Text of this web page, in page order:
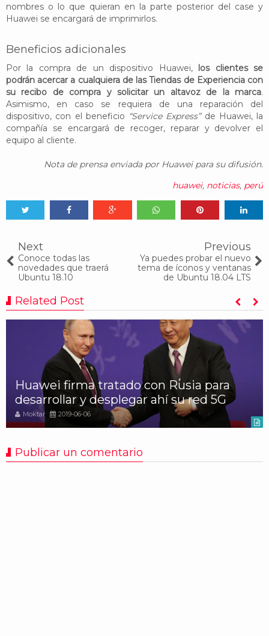
nombres o lo que quieran en la parte posterior del case y
Huawei se encargará de imprimirlos.
Beneficios adicionales
Por la compra de un dispositivo Huawei,
los clientes se
podrán acercar a cualquiera de las Tiendas de Experiencia con
su recibo de compra y solicitar un altavoz de la marca.
Asimismo, en caso se requiera de una reparación del
dispositivo, con el beneficio “Service Express”de Huawei, la
compañía se encargará de recoger, reparar y devolver el
equipo al cliente.
Nota de prensa enviada por Huawei para su difusión.
huawei, noticias, perú
Next
Conoce todas las
novedades que traerá
Ubuntu 18.10
Previous
Ya puedes probar el nuevo
tema de íconos y ventanas
de Ubuntu 18.04 LTS
Related Post
Huawei firma tratado con Rusia para
desarrollar y desplegar ahí su red 5G
Moktar 2019-06-06
Publicar un comentario